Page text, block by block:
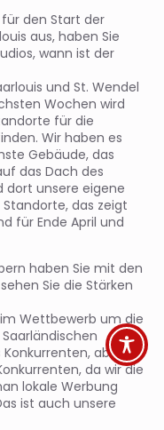
für den Start der
aus, haben Sie
wann ist der
und St. Wendel
Wochen wird
für die
Wir haben es
Gebäude, das
das Dach des
dort unsere eigene
das zeigt
für Ende April und
haben Sie mit den
Sie die Stärken
Wettbewerb um die
Konkurrenten, aber im
da wir die
lokale Werbung
ist auch unsere